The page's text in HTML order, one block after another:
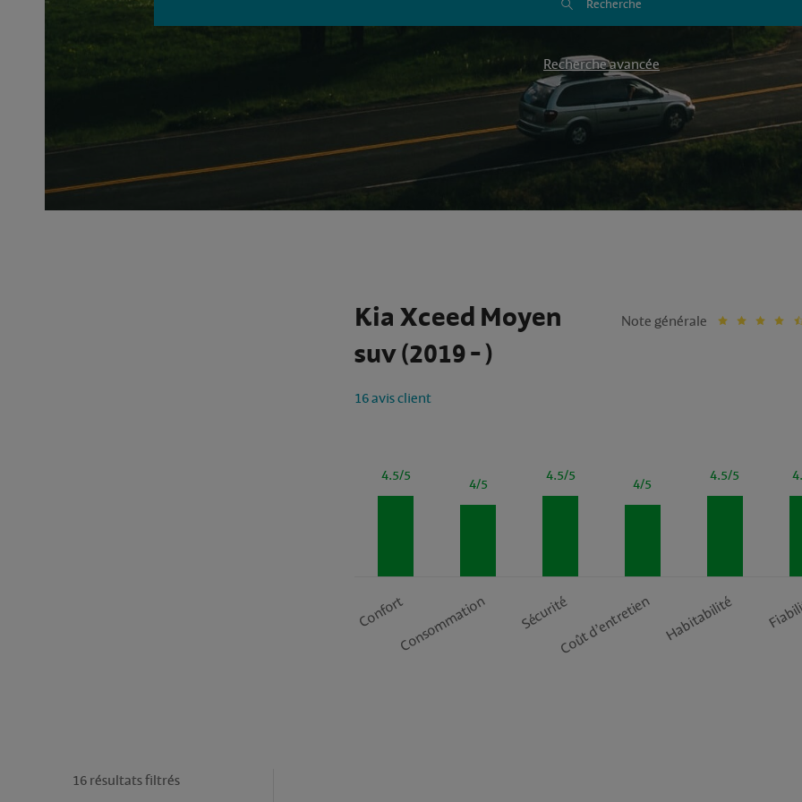
Recherche
Recherche avancée
Kia Xceed Moyen
suv (2019 - )
16 avis client
Note générale
4.5/5
Confort
4/5
Consommation
4.5/5
Sécurité
4/5
Coût d’entretien
4.5/5
Habitabilité
16 résultats filtrés